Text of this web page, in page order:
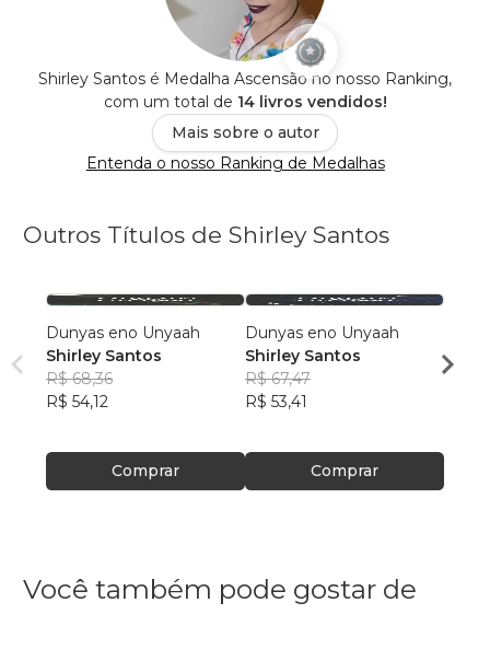
Shirley Santos é Medalha Ascensão no nosso Ranking,
com um total de 14 livros vendidos!
Mais sobre o autor
Entenda o nosso Ranking de Medalhas
Outros Títulos de Shirley Santos
Dunyas eno Unyaah
Shirley Santos
R$ 68,36
R$ 54,12
Comprar
Dunyas eno Unyaah
Shirley Santos
R$ 67,47
R$ 53,41
Comprar
R$
Você também pode gostar de